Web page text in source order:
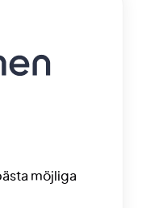
möjliga